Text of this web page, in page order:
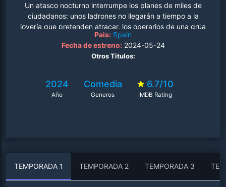
Un atasco nocturno interrumpe los planes de miles de
ciudadanos: unos ladrones no llegarán a tiempo a la
joyería que pretenden atracar, los operarios de una grúa
renunciarán a su escarceo amoroso, un conductor de
ambulancia buscará desesperadamente un WC, un food
truck no llegará a su destino... Historias cómicas,
Pais: Spain
Fecha de estreno:2024-05-24
Otros Titulos:
2024
Año
Comedia
Generos
6.7/10
IMDB Rating
TEMPORADA 1 TEMPORADA 2 TEMPORADA 3